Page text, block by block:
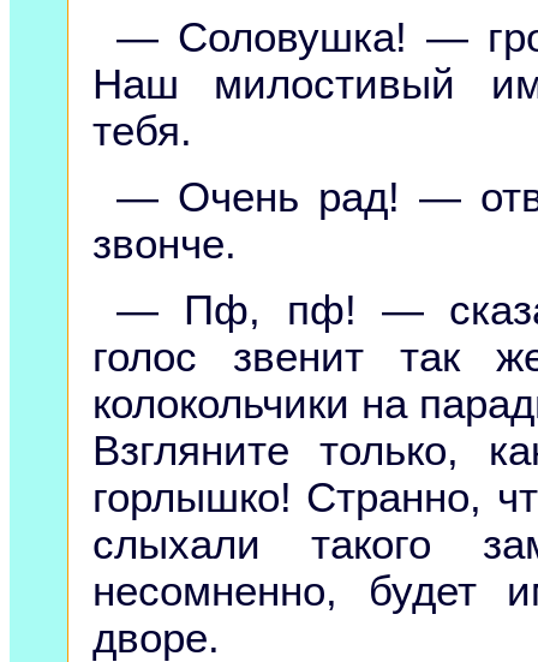
— Соловушка! —
Наш милостивый
тебя.
— Очень рад! —
звонче.
— Пф, пф! —
голос звенит так
колокольчики на
Взгляните только,
горлышко! Странно,
слыхали такого
несомненно, будет
дворе.